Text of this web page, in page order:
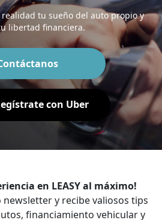
realidad tu sueño del auto propio y
libertad financiera.
con Uber
en LEASY al máximo!
y recibe valiosos tips
financiamiento vehicular y